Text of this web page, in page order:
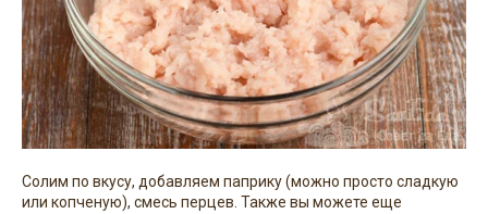
Солим по вкусу, добавляем паприку (можно просто сладкую
или копченую), смесь перцев. Также вы можете еще